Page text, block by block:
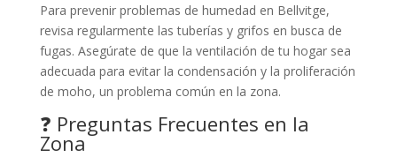
Para prevenir problemas de humedad en Bellvitge,
revisa regularmente las tuberías y grifos en busca de
fugas. Asegúrate de que la ventilación de tu hogar sea
adecuada para evitar la condensación y la proliferación
de moho, un problema común en la zona.
❓ Preguntas Frecuentes en la
Zona